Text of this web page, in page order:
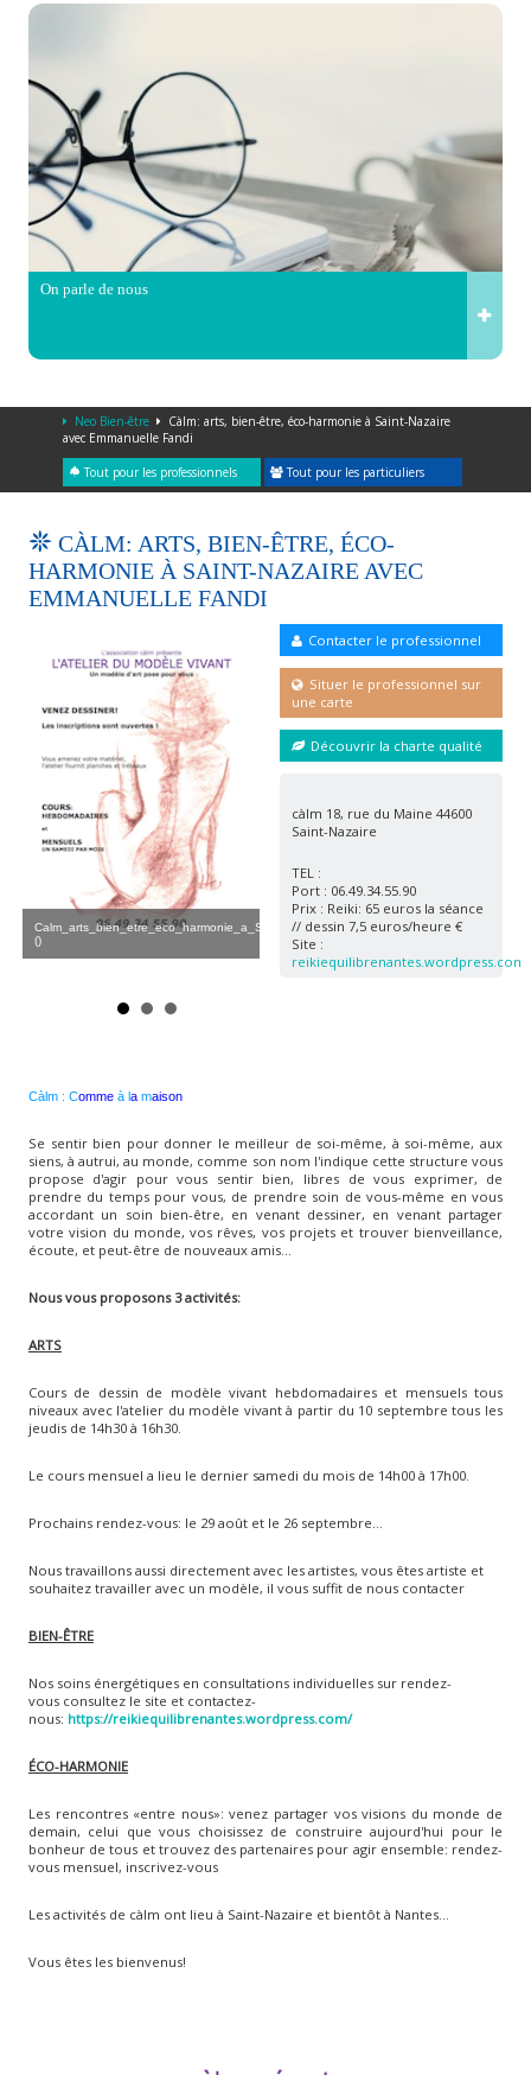
On parle de nous
Neo Bien-être
Càlm: arts, bien-être, éco-harmonie à Saint-Nazaire
avec Emmanuelle Fandi
Tout pour les professionnels Tout pour les particuliers
CÀLM: ARTS, BIEN-ÊTRE, ÉCO-
HARMONIE À SAINT-NAZAIRE AVEC
EMMANUELLE FANDI
Calm_arts_bien_etre_eco_harmonie_a_Saint_Nazaire_emmanuelle_fandi2
()
Contacter le professionnel
Situer le professionnel sur
une carte
Découvrir la charte qualité
càlm 18, rue du Maine 44600
Saint-Nazaire
TEL :
Port : 06.49.34.55.90
Prix : Reiki: 65 euros la séance
// dessin 7,5 euros/heure €
Site :
reikiequilibrenantes.wordpress.com
Càlm : Comme à a maison
Se sentir bien pour donner le meilleur de soi-même, à soi-même, aux
siens, à autrui, au monde, comme son nom l'indique cette structure vous
propose d'agir pour vous sentir bien, libres de vous exprimer, de
prendre du temps pour vous, de prendre soin de vous-même en vous
accordant un soin bien-être, en venant dessiner, en venant partager
votre vision du monde, vos rêves, vos projets et trouver bienveillance,
écoute, et peut-être de nouveaux amis...
Nous vous proposons 3 activités:
ARTS
Cours de dessin de modèle vivant hebdomadaires et mensuels tous
niveaux avec l'atelier du modèle vivant à partir du 10 septembre tous les
jeudis de 14h30 à 16h30.
Le cours mensuel a lieu le dernier samedi du mois de 14h00 à 17h00.
Prochains rendez-vous: le 29 août et le 26 septembre...
Nous travaillons aussi directement avec les artistes, vous êtes artiste et
souhaitez travailler avec un modèle, il vous suffit de nous contacter
BIEN-ÊTRE
Nos soins énergétiques en consultations individuelles sur rendez-
vous consultez le site et contactez-
nous: https://reikiequilibrenantes.wordpress.com/
ÉCO-HARMONIE
Les rencontres «entre nous»: venez partager vos visions du monde de
demain, celui que vous choisissez de construire aujourd'hui pour le
bonheur de tous et trouvez des partenaires pour agir ensemble: rendez-
vous mensuel, inscrivez-vous
Les activités de càlm ont lieu à Saint-Nazaire et bientôt à Nantes...
Vous êtes les bienvenus!